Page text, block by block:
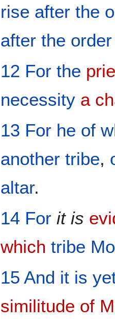
rise after the
after the order
12 For the
necessity a
13 For he of
another tribe,
altar.
14 For it is
which tribe
15 And it is
similitude of